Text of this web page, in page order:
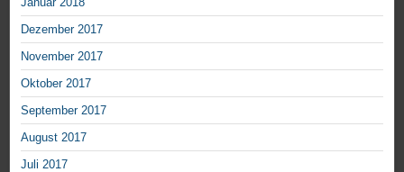
Dezember 2017
November 2017
Oktober 2017
September 2017
August 2017
Juli 2017